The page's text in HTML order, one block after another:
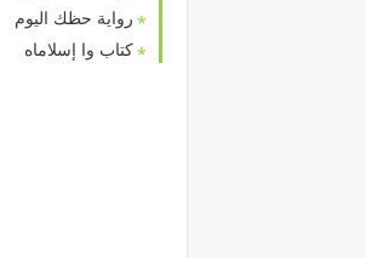
رواية حظك اليوم
كتاب وا إسلاماه